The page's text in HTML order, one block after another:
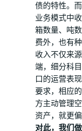
债的特性。
业务模式中
箱数量、吨
费外，也有
收入不仅来
端，细分科
口的运营表
要求，相应
方主动管理
资产，就更偏
对此，我们